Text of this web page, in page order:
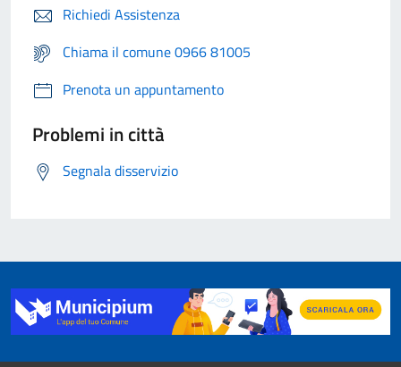
Richiedi Assistenza
Chiama il comune 0966 81005
Prenota un appuntamento
Problemi in città
Segnala disservizio